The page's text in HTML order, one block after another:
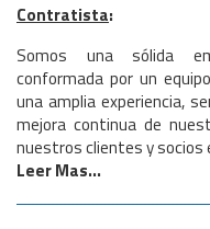
Contratista:
Somos una sólida
conformada por un
una amplia experiencia,
mejora continua de
nuestros clientes y
Leer Mas...